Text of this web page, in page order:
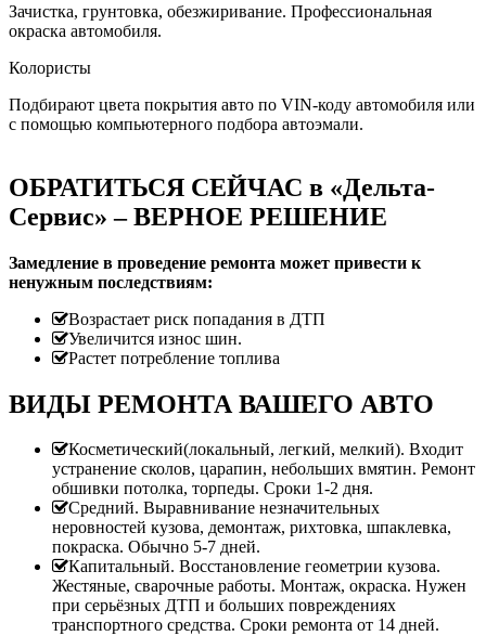
Зачистка, грунтовка, обезжиривание. Профессиональная
окраска автомобиля.
Колористы
Подбирают цвета покрытия авто по VIN-коду автомобиля или
с помощью компьютерного подбора автоэмали.
ОБРАТИТЬСЯ СЕЙЧАС в «Дельта-
Сервис» – ВЕРНОЕ РЕШЕНИЕ
Замедление в проведение ремонта может привести к
ненужным последствиям:
Возрастает риск попадания в ДТП
Увеличится износ шин.
Растет потребление топлива
ВИДЫ РЕМОНТА ВАШЕГО АВТО
Косметический(локальный, легкий, мелкий). Входит
устранение сколов, царапин, небольших вмятин. Ремонт
обшивки потолка, торпеды. Сроки 1-2 дня.
Средний. Выравнивание незначительных
неровностей кузова, демонтаж, рихтовка, шпаклевка,
покраска. Обычно 5-7 дней.
Капитальный. Восстановление геометрии кузова.
Жестяные, сварочные работы. Монтаж, окраска. Нужен
при серьёзных ДТП и больших повреждениях
транспортного средства. Сроки ремонта от 14 дней.